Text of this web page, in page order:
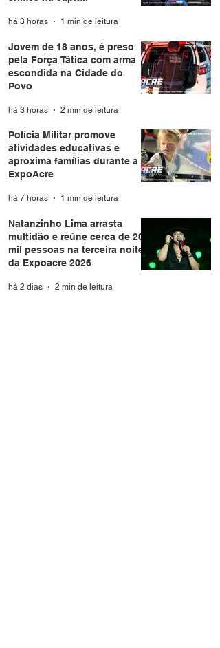
há 3 horas 1 min de leitura
Jovem de 18 anos, é preso
pela Força Tática com arma
escondida na Cidade do
Povo
há 3 horas 2 min de leitura
Polícia Militar promove
atividades educativas e
aproxima famílias durante a
ExpoAcre
há 7 horas 1 min de leitura
Natanzinho Lima arrasta
multidão e reúne cerca de 20
mil pessoas na terceira noite
da Expoacre 2026
há 2 dias 2 min de leitura